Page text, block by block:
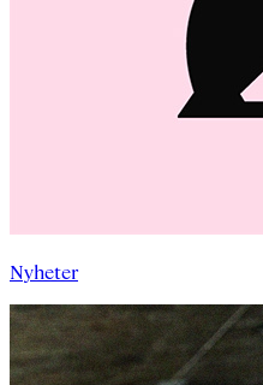
Nyheter